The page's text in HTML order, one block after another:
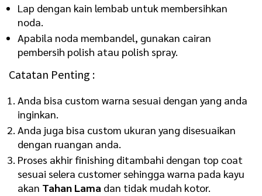
Lap dengan kain lembab untuk membersihkan
noda.
Apabila noda membandel, gunakan cairan
pembersih polish atau polish spray.
Catatan Penting :
Anda bisa custom warna sesuai dengan yang anda
inginkan.
Anda juga bisa custom ukuran yang disesuaikan
dengan ruangan anda.
Proses akhir finishing ditambahi dengan top coat
sesuai selera customer sehingga warna pada kayu
akan Tahan Lama dan tidak mudah kotor.